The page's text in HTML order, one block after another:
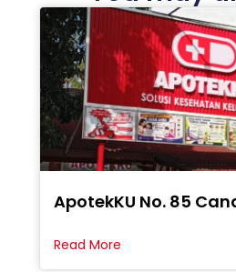
ApotekKU No. 85
Read More